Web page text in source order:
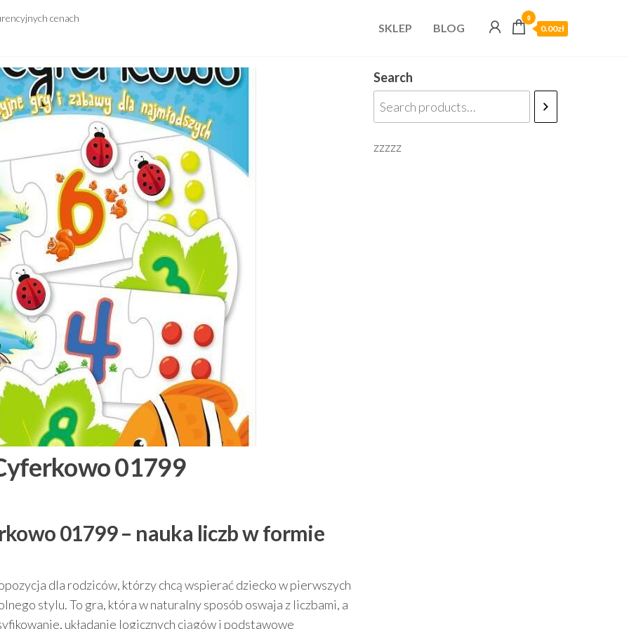
cenach
SKLEP BLOG
0
0.00zł
01799
01799 – nauka liczb w formie
dla rodziców, którzy chcą wspierać dziecko w pierwszych
stylu. To gra, która w naturalny sposób oswaja z liczbami, a
układanie logicznych ciągów i podstawowe
Search
zzzzz